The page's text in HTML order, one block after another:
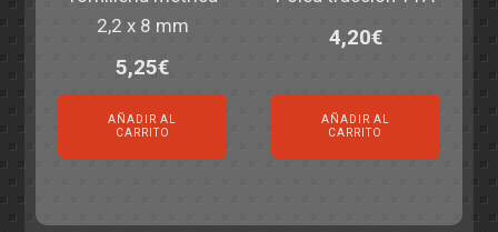
2,2 x 8 mm
5,25€
AÑADIR AL
CARRITO
4,20€
AÑADIR AL
CARRITO